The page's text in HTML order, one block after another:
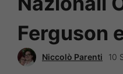
Ferguson
Niccolò Parenti 10